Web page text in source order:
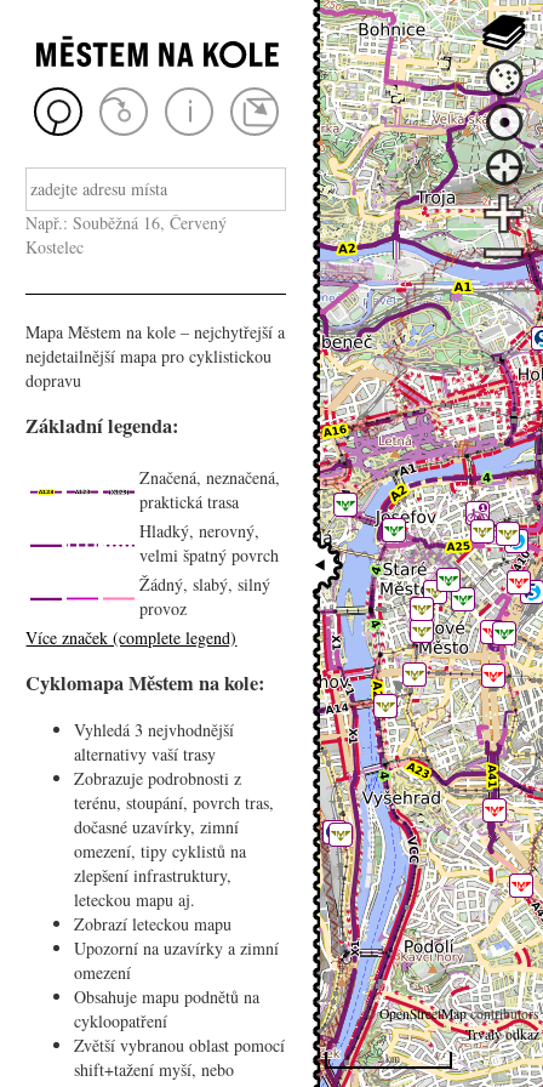
Např.: Souběžná 16, Červený
Kostelec
Mapa Městem na kole – nejchytřejší a
nejdetailnější mapa pro cyklistickou
dopravu
Základní legenda:
Značená, neznačená,
praktická trasa
Hladký, nerovný,
velmi špatný povrch
Žádný, slabý, silný
provoz
Více značek (complete legend)
Cyklomapa Městem na kole:
Vyhledá 3 nejvhodnější
alternativy vaší trasy
Zobrazuje podrobnosti z
terénu, stoupání, povrch tras,
dočasné uzavírky, zimní
omezení, tipy cyklistů na
zlepšení infrastruktury,
leteckou mapu aj.
Zobrazí leteckou mapu
Upozorní na uzavírky a zimní
omezení
Obsahuje mapu podnětů na
cykloopatření
Zvětší vybranou oblast pomocí
shift+tažení myší, nebo
©OpenStreetMapcontributors
Trvalý odkaz
2 km